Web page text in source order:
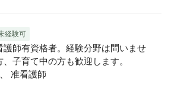
経験可
師有資格者。経験分野は問いませ
子育て中の方も歓迎します。
准看護師